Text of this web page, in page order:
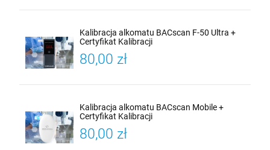
Kalibracja alkomatu BACscan F-50 Ultra +
Certyfikat Kalibracji
80,00 zł
Kalibracja alkomatu BACscan Mobile +
Certyfikat Kalibracji
80,00 zł